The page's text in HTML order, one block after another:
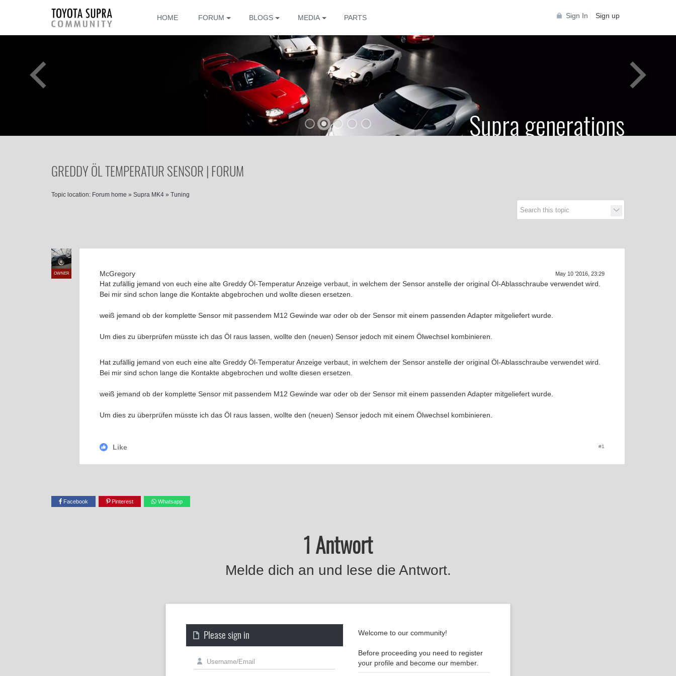
Sign In Sign up
HOME FORUM BLOGS MEDIA PARTS
Supra
Supra generations
GREDDY ÖL TEMPERATUR SENSOR | FORUM
Topic location: Forum home » Supra MK4 » Tuning
OWNER McGregory May 10 '2016, 23:29
Hat zufällig jemand von euch eine alte Greddy Öl-Temperatur Anzeige verbaut, in welchem der Sensor anstelle der original Öl-Ablasschraube verwendet wird.
Bei mir sind schon lange die Kontakte abgebrochen und wollte diesen ersetzen.
weiß jemand ob der komplette Sensor mit passendem M12 Gewinde war oder ob der Sensor mit einem passenden Adapter mitgeliefert wurde.
Um dies zu überprüfen müsste ich das Öl raus lassen, wollte den (neuen) Sensor jedoch mit einem Ölwechsel kombinieren.
Hat zufällig jemand von euch eine alte Greddy Öl-Temperatur Anzeige verbaut, in welchem der Sensor anstelle der original Öl-Ablasschraube verwendet wird.
Bei mir sind schon lange die Kontakte abgebrochen und wollte diesen ersetzen.
weiß jemand ob der komplette Sensor mit passendem M12 Gewinde war oder ob der Sensor mit einem passenden Adapter mitgeliefert wurde.
Um dies zu überprüfen müsste ich das Öl raus lassen, wollte den (neuen) Sensor jedoch mit einem Ölwechsel kombinieren.
Like #1
Facebook Pinterest Whatsapp
1 Antwort
Melde dich an und lese die Antwort.
Please sign in Welcome to our community!
Before proceeding you need to register
your profile and become our member.